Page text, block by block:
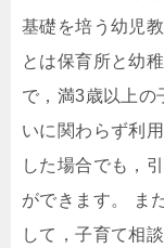
基礎を培う幼児
とは保育所と幼
で，満3歳以上の
いに関わらず利
した場合でも，
ができます。 ま
して，子育て相